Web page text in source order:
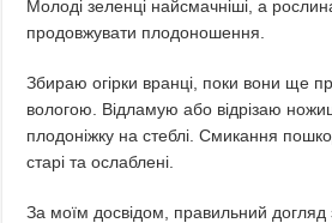
Молоді зеленці найсмачніші, а
продовжувати плодоношення.
Збираю огірки вранці, поки вони ще
вологою. Відламую або відрізаю
плодоніжку на стеблі. Смикання
старі та ослаблені.
За моїм досвідом, правильний догляд